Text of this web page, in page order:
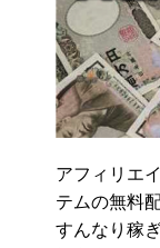
アフィリエ
テムの無料
すんなり稼